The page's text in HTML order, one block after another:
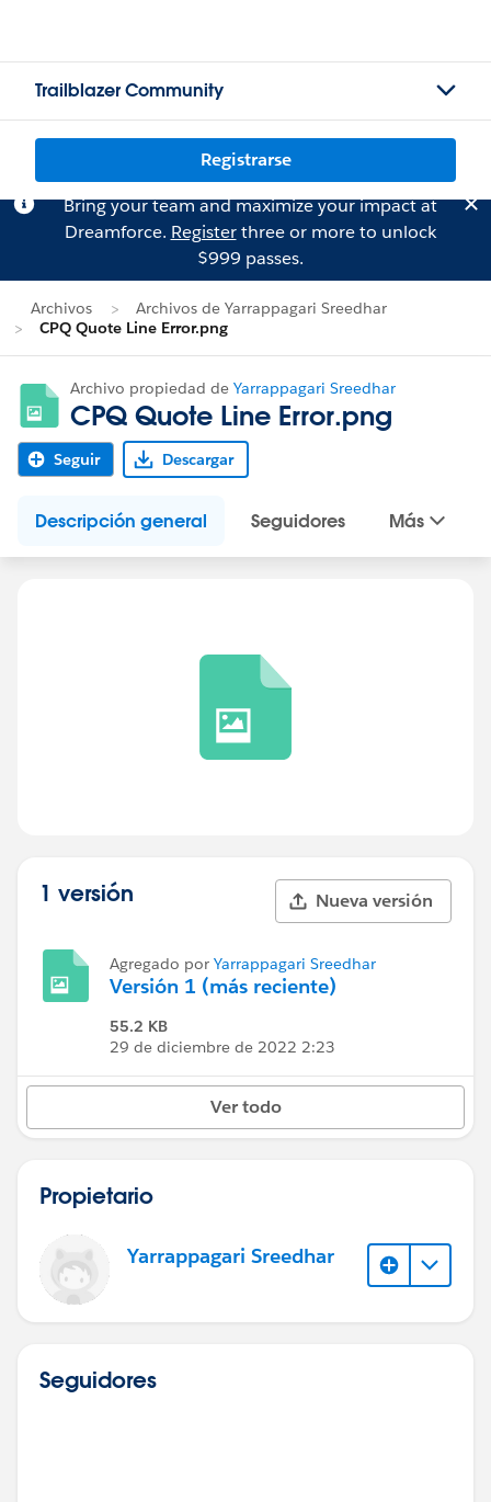
Trailblazer Community
Registrarse
Bring your team and maximize your impact at
Dreamforce. Registerthree or more to unlock
$999 passes.
Archivos
Archivos de Yarrappagari Sreedhar
CPQ Quote Line Error.png
Archivo propiedad de Yarrappagari Sreedhar
CPQ Quote Line Error.png
Seguir Descargar
Descripción general Seguidores Más
1 versión Nueva versión
Agregado por Yarrappagari Sreedhar
Versión 1 (más reciente)
55.2 KB
29 de diciembre de 2022 2:23
Ver todo
Propietario
Yarrappagari Sreedhar
Seguidores